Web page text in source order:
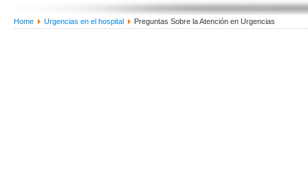
Home Urgencias en el hospital Preguntas Sobre la Atención en Urgencias